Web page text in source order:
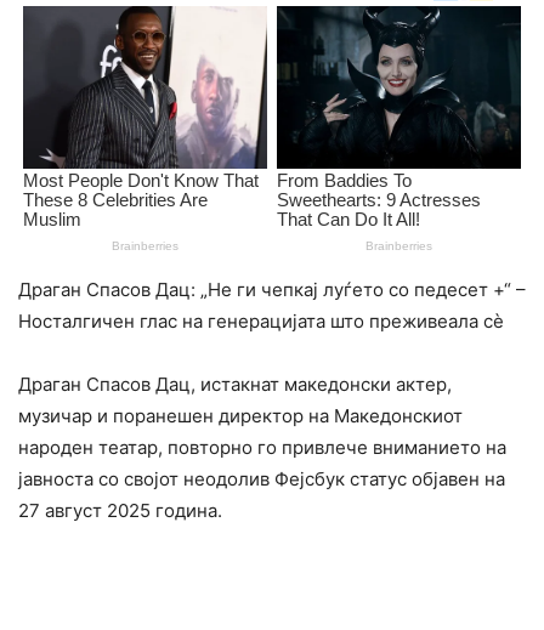
Драган Спасов Дац: „Не ги чепкај луѓето со педесет +“ –
Носталгичен глас на генерацијата што преживеала сè
Драган Спасов Дац, истакнат македонски актер,
музичар и поранешен директор на Македонскиот
народен театар, повторно го привлече вниманието на
јавноста со својот неодолив Фејсбук статус објавен на
27 август 2025 година.